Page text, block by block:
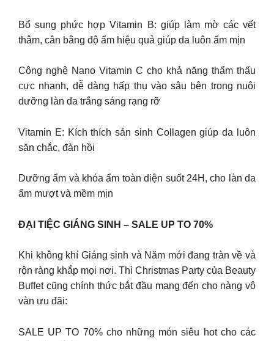
Bổ sung phức hợp Vitamin B: giúp làm mờ các vết
thâm, cân bằng độ ẩm hiệu quả giúp da luôn ẩm mịn
Công nghệ Nano Vitamin C cho khả năng thẩm thấu
cực nhanh, dễ dàng hấp thụ vào sâu bên trong nuôi
dưỡng làn da trắng sáng rạng rỡ
Vitamin E: Kích thích sản sinh Collagen giúp da luôn
săn chắc, đàn hồi
Dưỡng ẩm và khóa ẩm toàn diện suốt 24H, cho làn da
ẩm mượt và mềm mịn
ĐẠI TIỆC GIÁNG SINH – SALE UP TO 70%
Khi không khí Giáng sinh và Năm mới đang tràn về và
rộn ràng khắp mọi nơi. Thì Christmas Party của Beauty
Buffet cũng chính thức bắt đầu mang đến cho nàng vô
vàn ưu đãi:
SALE UP TO 70% cho những món siêu hot cho các